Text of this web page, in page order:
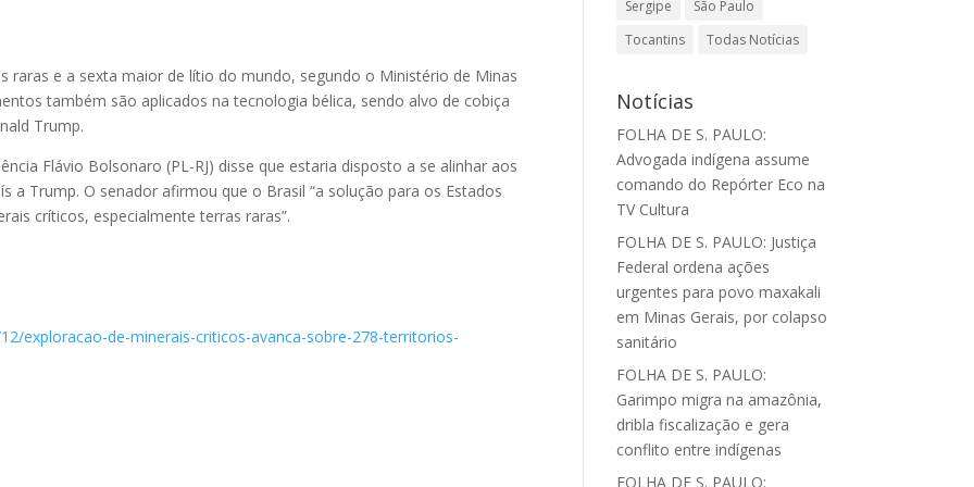
raras e a sexta maior de lítio do mundo, segundo o Ministério de Minas
também são aplicados na tecnologia bélica, sendo alvo de cobiça
Trump.
Flávio Bolsonaro (PL-RJ) disse que estaria disposto a se alinhar aos
a Trump. O senador afirmou que o Brasil “a solução para os Estados
críticos, especialmente terras raras”.
exploracao-de-minerais-criticos-avanca-sobre-278-territorios-
Sergipe
São Paulo
Tocantins
Todas Notícias
Notícias
FOLHA DE S. PAULO:
Advogada indígena assume
comando do Repórter Eco na
TV Cultura
FOLHA DE S. PAULO: Justiça
Federal ordena ações
urgentes para povo maxakali
em Minas Gerais, por colapso
sanitário
FOLHA DE S. PAULO:
Garimpo migra na amazônia,
dribla fiscalização e gera
conflito entre indígenas
FOLHA DE S. PAULO: